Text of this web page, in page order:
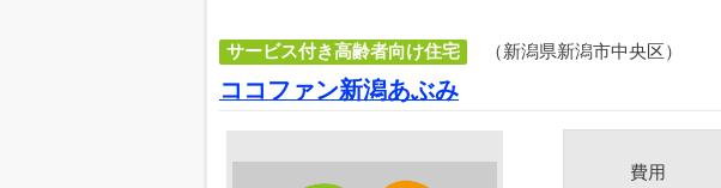
サービス付き高齢者向け住宅 （新潟県新潟市中央区）
ココファン新潟あぶみ
費用